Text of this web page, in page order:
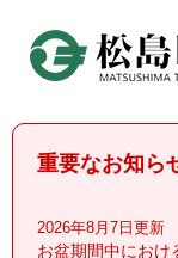
頭
重要なお知ら
2026年8月7日更新
お盆期間中におけ